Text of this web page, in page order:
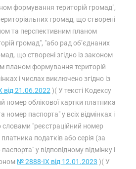
формування територій громад",
громад, що створені
та перспективним планом
громад", "або рад об’єднаних
що створені згідно із законом
планом формування територій
і числах виключено згідно із
від 21.06.2022 )( У тексті Кодексу
номер облікової картки платника
номер паспорта" у всіх відмінках і
словами "реєстраційний номер
податків або серія (за
у відповідному відмінку і
№ 2888-IX від 12.01.2023 )( У